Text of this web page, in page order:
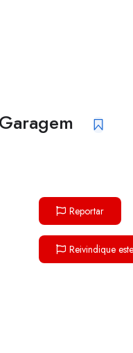
Reportar
Reivindique